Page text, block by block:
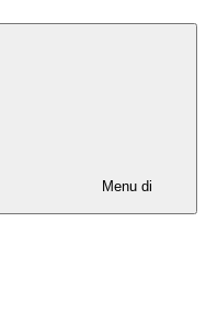
Menu di